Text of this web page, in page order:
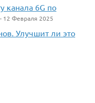
канала 6G по
Февраля 2025
Улучшит ли это